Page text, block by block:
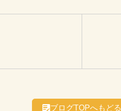
ブログTOPへもどる